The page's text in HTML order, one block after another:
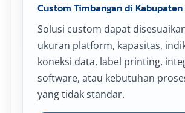
Custom Timbangan di
Solusi custom dapat
ukuran platform, kapasitas,
koneksi data, label printing,
software, atau kebutuhan
yang tidak standar.